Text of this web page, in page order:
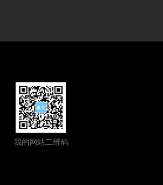
我的网站二维码